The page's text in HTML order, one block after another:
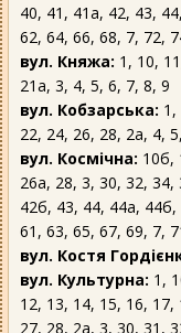
40, 41, 41а, 42, 43,
62, 64, 66, 68, 7, 72,
вул. Княжа: 1, 10,
21а, 3, 4, 5, 6, 7, 8, 9
вул. Кобзарська:
22, 24, 26, 28, 2а, 4,
вул. Космічна: 10б,
26а, 28, 3, 30, 32,
42б, 43, 44, 44а,
61, 63, 65, 67, 69, 7,
вул. Костя
вул. Культурна: 1,
12, 13, 14, 15, 16,
27, 28, 2а, 3, 30, 31,